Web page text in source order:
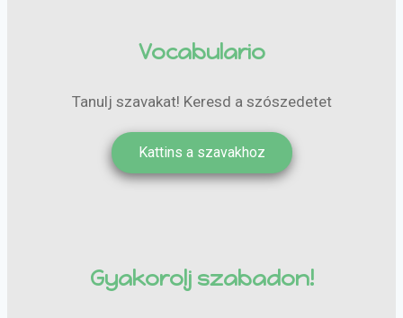
Vocabulario
Tanulj szavakat! Keresd a szószedetet
Kattins a szavakhoz
Gyakorolj szabadon!